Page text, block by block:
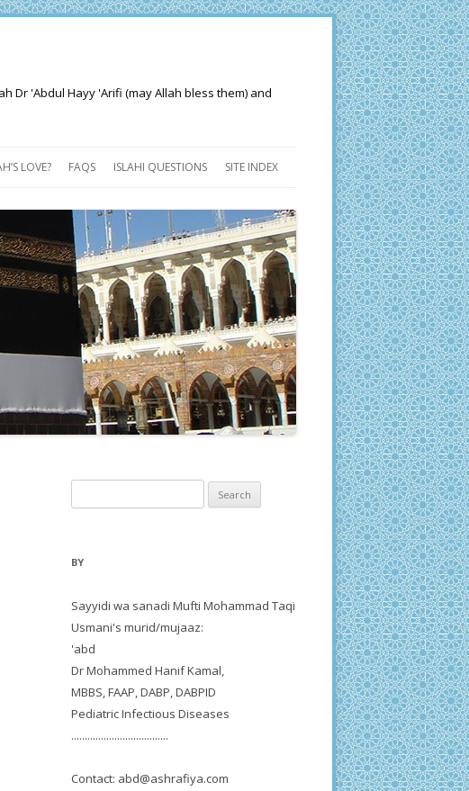
Dr 'Abdul Hayy 'Arifi (may Allah bless them) and
LOVE? FAQS ISLAHI QUESTIONS SITE INDEX
for:
BY
Sayyidi wa sanadi Mufti Mohammad Taqi
Usmani's murid/mujaaz:
'abd
Dr Mohammed Hanif Kamal,
MBBS, FAAP, DABP, DABPID
Pediatric Infectious Diseases
....................................
Contact: abd@ashrafiya.com